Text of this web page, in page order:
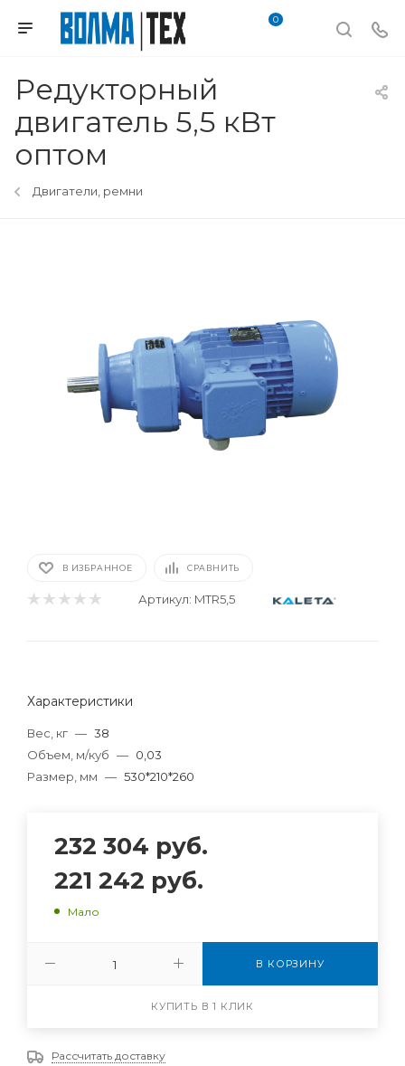
0
Редукторный
двигатель 5,5 кВт
оптом
Двигатели, ремни
В ИЗБРАННОЕ СРАВНИТЬ
Артикул: MTR5,5
Характеристики
Вес, кг — 38
Объем, м/куб — 0,03
Размер, мм — 530*210*260
232 304 руб.
221 242 руб.
Мало
В КОРЗИНУ
КУПИТЬ В 1 КЛИК
Рассчитать доставку